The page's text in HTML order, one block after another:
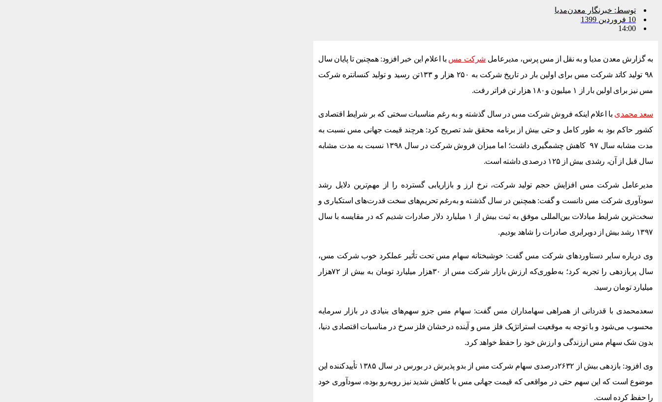
توسط: خبرنگار معدن‌مدیا
10 فروردین 1399
14:00
به گزارش معدن مدیا و به نقل از مس پرس، مدیرعامل شرکت مس با اعلام این خبر افزود: همچنین تا پایان سال
۹۸ تولید کاتد شرکت مس برای اولین بار در تاریخ شرکت به ۲۵۰ هزار و ۱۳۳تن رسید و تولید کنسانتره شرکت
مس نیز برای اولین بار از ۱ میلیون و۱۸۰ هزار تن فراتر رفت.
سعد محمدی با اعلام اینکه فروش شرکت مس در سال گذشته و به رغم مناسبات سختی که بر شرایط اقتصادی
کشور حاکم بود به طور کامل و حتی بیش از برنامه محقق شد تصریح کرد: هرچند قیمت جهانی مس نسبت به
مدت مشابه سال ۹۷ کاهش چشمگیری داشت؛ اما میزان فروش شرکت در سال ۱۳۹۸ نسبت به مدت مشابه
سال قبل از آن، رشدی بیش از ۱۲۵ درصدی داشته است.
مدیرعامل شرکت مس افزایش حجم تولید شرکت، نرخ ارز و بازاریابی گسترده را از مهم‌ترین دلایل رشد
سودآوری شرکت مس دانست و گفت: همچنین در سال گذشته و به‌رغم تحریم‌های سخت قدرت‌های استکباری و
سخت‌ترین شرایط مبادلات بین‌المللی موفق به ثبت بیش از ۱ میلیارد دلار صادرات شدیم که در مقایسه با سال
۱۳۹۷ رشد بیش از دوبرابری صادرات را شاهد بودیم.
وی درباره سایر دستاوردهای شرکت مس گفت: خوشبختانه سهام مس تحت تأثیر عملکرد خوب شرکت مس،
سال پربازدهی را تجربه کرد؛ به‌طوری‌که ارزش بازار شرکت مس از ۳۰هزار میلیارد تومان به بیش از ۷۲هزار
میلیارد تومان رسید.
سعدمحمدی با قدردانی از همراهی سهامداران مس گفت: سهام مس جزو سهم‌های بنیادی در بازار سرمایه
محسوب می‌شود و با توجه به موقعیت استراتژیک فلز مس و آینده درخشان فلز سرخ در مناسبات اقتصادی دنیا،
بدون شک سهام مس ارزندگی و ارزش خود را حفظ خواهد کرد.
وی افزود: بازدهی بیش از ۲۶۳۲درصدی سهام شرکت مس از بدو پذیرش در بورس در سال ۱۳۸۵ تأییدکننده این
موضوع است که این سهم حتی در مواقعی که قیمت جهانی مس با کاهش شدید نیز روبه‌رو بوده، سودآوری خود
را حفظ کرده است.